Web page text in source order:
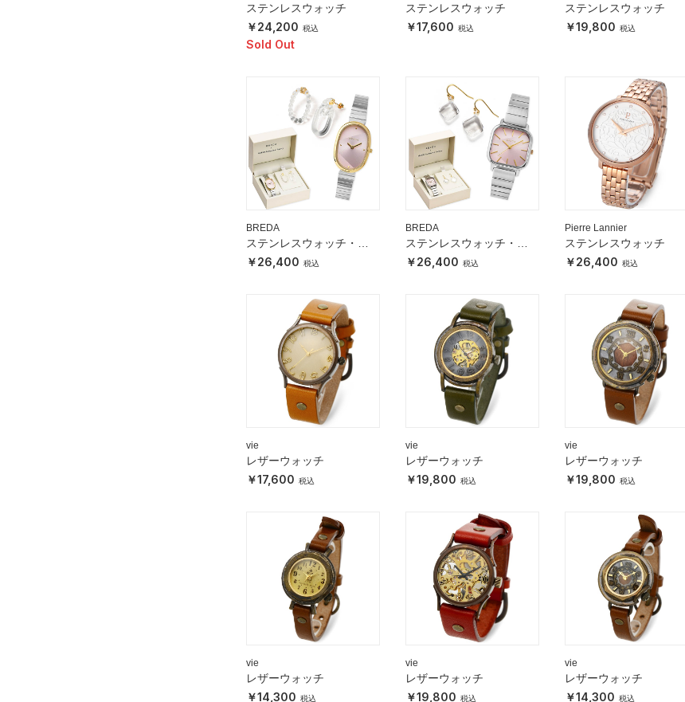
ステンレスウォッチ
24,200
Sold Out
ステンレスウォッチ
17,600
ステンレスウォッチ
19,800
BREDA
ステンレスウォッチ・
HARIOピアスセット
26,400
BREDA
ステンレスウォッチ・
HARIOピアスセット
26,400
Pierre Lannier
ステンレスウォッチ
26,400
vie
レザーウォッチ
17,600
vie
レザーウォッチ
19,800
vie
レザーウォッチ
19,800
vie
レザーウォッチ
14,300
vie
レザーウォッチ
19,800
vie
レザーウォッチ
14,300